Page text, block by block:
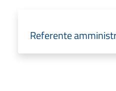
Referente